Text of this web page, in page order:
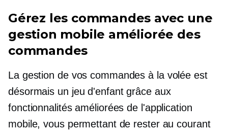
Gérez les commandes avec une
gestion mobile améliorée des
commandes
La gestion de vos commandes à la volée est
désormais un jeu d'enfant grâce aux
fonctionnalités améliorées de l'application
mobile, vous permettant de rester au courant